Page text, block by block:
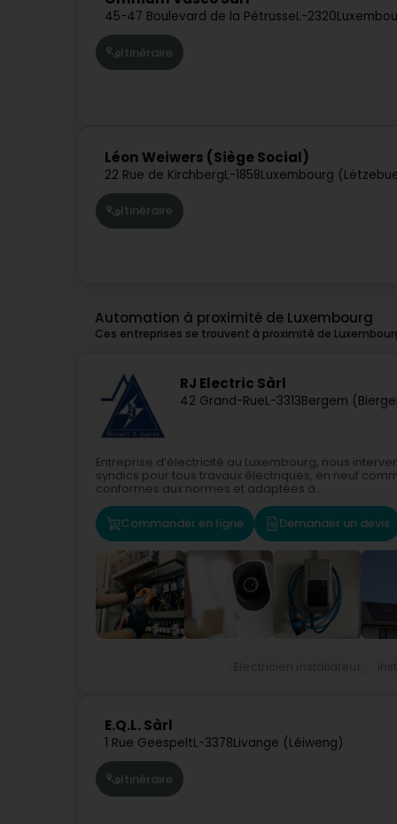
45-47 Boulevard de la PétrusseL-2320
Itinéraire
Léon Weiwers (Siège Social)
22 Rue de KirchbergL-1858Luxembourg
Itinéraire
Automation à proximité de Luxembourg
Ces entreprises se trouvent à proximité de
RJ Electric Sàrl
42 Grand-RueL-3313Bergem
Entreprise d’électricité au Luxembourg, nous
syndics pour tous travaux électriques, en neuf
conformes aux normes et adaptées à...
Commander en ligne Demander un devis
E.Q.L. Sàrl
1 Rue GeespeltL-3378Livange (Léiweng)
Itinéraire